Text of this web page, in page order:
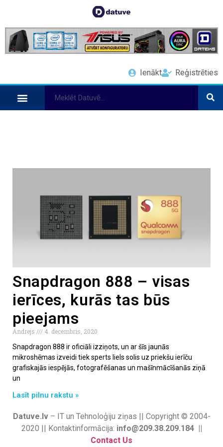
Ienākt Reģistrēties
Snapdragon 888 – visas
ierīces, kurās tas būs
pieejams
Andrejs
4. decembris, 2020
Snapdragon 888 ir oficiāli izziņots, un ar šīs jaunās
mikroshēmas izveidi tiek sperts liels solis uz priekšu ierīču
grafiskajās iespējās, fotografēšanas un mašīnmācīšanās ziņā
un
Lasīt pilnu rakstu »
Datuve.lv– IT un Tehnoloģiju ziņas || Copyright © 2004-
2020 || Kontaktinformācija: info@209.38.209.184 ||
Contact Us